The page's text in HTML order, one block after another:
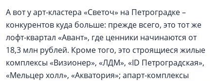
А вот у арт-кластера «Светоч» на Петроградке –
конкурентов куда больше: прежде всего, это тот же
лофт-квартал «Авант», где ценники начинаются от
18,3 млн рублей. Кроме того, это строящиеся жилые
комплексы «Визионер», «ЛДМ», «ID Петроградская»,
«Мельцер холл», «Акватория»; апарт-комплексы